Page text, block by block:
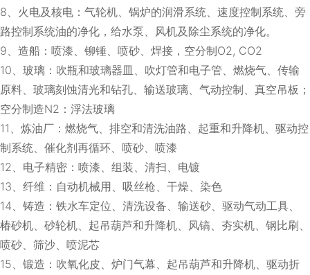
8、火电及核电：气轮机、锅炉的润滑系统、速度控制系统、旁
路控制系统油的净化，给水泵、风机及除尘系统的净化。
9、造船：喷漆、铆锤、喷砂、焊接，空分制O2, CO2
10、玻璃：吹瓶和玻璃器皿、吹灯管和电子管、燃烧气、传输
原料、玻璃刻蚀清光和钻孔、输送玻璃、气动控制、真空吊板；
空分制造N2：浮法玻璃
11、炼油厂：燃烧气、排空和清洗油路、起重和升降机、驱动控
制系统、催化剂再循环、喷砂、喷漆
12、电子精密：喷漆、组装、清扫、电镀
13、纤维：自动机械用、吸丝枪、干燥、染色
14、铸造：铁水车定位、清洗设备、输送砂、驱动气动工具、
椿砂机、砂轮机、起吊葫芦和升降机、风镐、夯实机、钢比刷、
喷砂、筛沙、喷泥芯
15、锻造：吹氧化皮、炉门气幕、起吊葫芦和升降机、驱动折